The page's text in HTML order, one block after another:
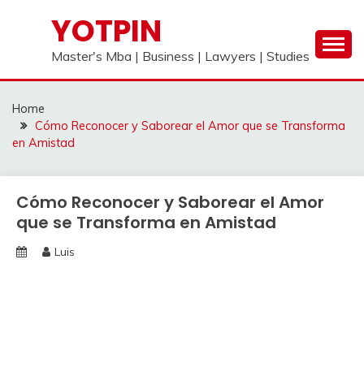
YOTPIN
Master's Mba | Business | Lawyers | Studies
Home
Cómo Reconocer y Saborear el Amor que se Transforma
en Amistad
Cómo Reconocer y Saborear el Amor
que se Transforma en Amistad
Luis